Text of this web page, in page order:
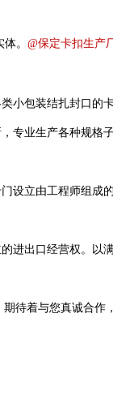
。 @保定卡扣生产
小包装结扎封口 的
专业生产各种规格
设立由工程师组成的
进出口经营权。以
待着与您真诚合作